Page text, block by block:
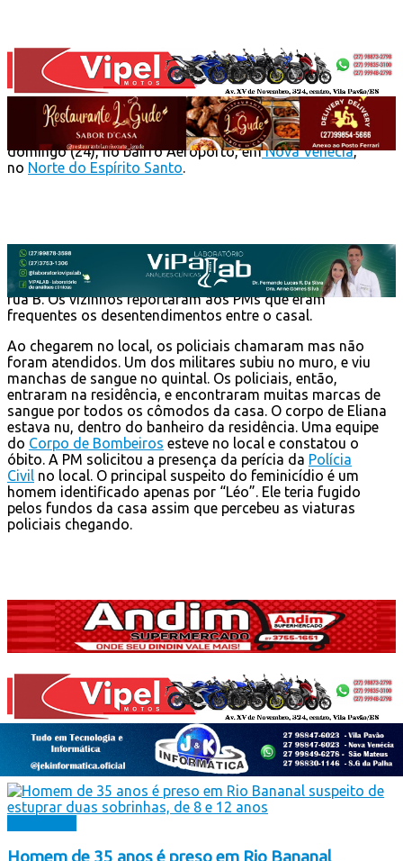
Uma mulher de 33 anos, identificada comoEliana Teodoro
, foi assassinada pelo companheiro na noite deste
domingo (24), no bairro Aeroporto, emNova Venécia,
no Norte do Espírito Santo.
Segundo a Polícia Militar, a corporação foi acionada por
vizinhos após ouvirem uma briga do casal dentro de casa
rua B. Os vizinhos reportaram aos PMs que eram
frequentes os desentendimentos entre o casal.
Ao chegarem no local, os policiais chamaram mas não
foram atendidos. Um dos militares subiu no muro, e viu
manchas de sangue no quintal. Os policiais, então,
entraram na residência, e encontraram muitas marcas de
sangue por todos os cômodos da casa. O corpo de Eliana
estava nu, dentro do banheiro da residência. Uma equipe
do Corpo de Bombeiros esteve no local e constatou o
óbito. A PM solicitou a presença da perícia da Polícia
Civil no local. O principal suspeito do feminicídio é um
homem identificado apenas por “Léo”. Ele teria fugido
pelos fundos da casa assim que percebeu as viaturas
policiais chegando.
Veja Também